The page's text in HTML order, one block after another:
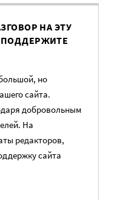
НА ЭТУ
но
сайта.
добровольным
На
редакторов,
сайта